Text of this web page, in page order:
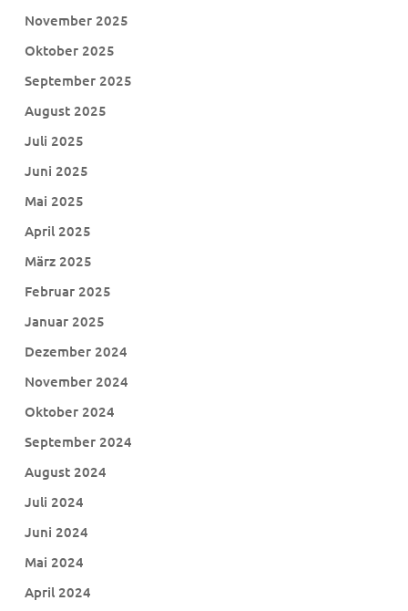
November 2025
Oktober 2025
September 2025
August 2025
Juli 2025
Juni 2025
Mai 2025
April 2025
März 2025
Februar 2025
Januar 2025
Dezember 2024
November 2024
Oktober 2024
September 2024
August 2024
Juli 2024
Juni 2024
Mai 2024
April 2024